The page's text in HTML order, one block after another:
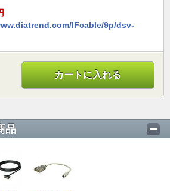
IFcable/9p/dsv-
カートに入れる
品